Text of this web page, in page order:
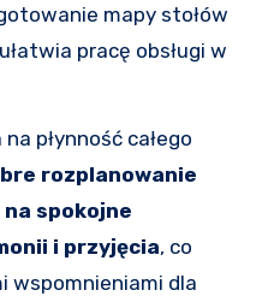
mapy stołów
pracę obsługi w
płynność całego
rozplanowanie
spokojne
i przyjęcia, co
wspomnieniami dla